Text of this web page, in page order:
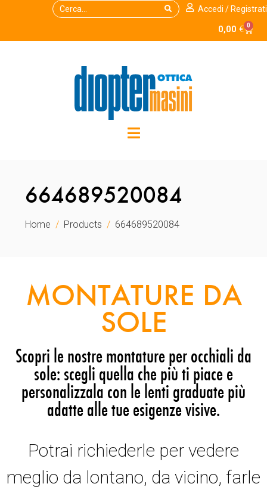
Accedi / Registrati
0,00 € 0
664689520084
Home Products 664689520084
MONTATURE DA
SOLE
Scopri le nostre montature per occhiali da
sole: scegli quella che più ti piace e
personalizzala con le lenti graduate più
adatte alle tue esigenze visive.
Potrai richiederle per vedere
meglio da lontano, da vicino, farle